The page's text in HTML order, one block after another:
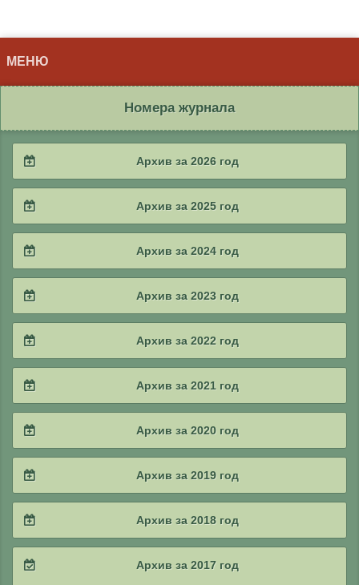
МЕНЮ
Номера журнала
Архив за 2026 год
2026 / #1
Архив за 2025 год
2025 / #3
2025 / #2
Архив за 2024 год
2024 / #3
2024 / #2
Архив за 2023 год
2023 / #3
2023 / #2
Архив за 2022 год
2022 / #3
2022 / #2
Архив за 2021 год
2021 / #3
2021 / #2
Архив за 2020 год
2020 / #3
2020 / #2
Архив за 2019 год
2019 / #3
Архив за 2018 год
Архив за 2017 год